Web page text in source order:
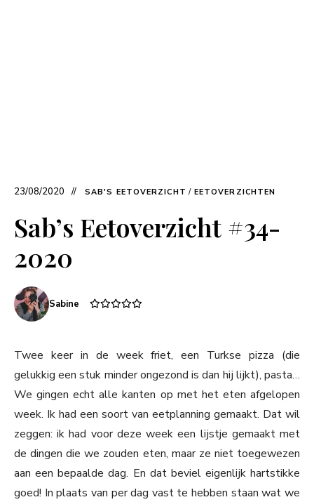
23/08/2020 SAB'S EETOVERZICHT / EETOVERZICHTEN
Sab’s Eetoverzicht #34-
2020
Sabine
Twee keer in de week friet, een Turkse pizza (die
gelukkig een stuk minder ongezond is dan hij lijkt), pasta…
We gingen echt alle kanten op met het eten afgelopen
week. Ik had een soort van eetplanning gemaakt. Dat wil
zeggen: ik had voor deze week een lijstje gemaakt met
de dingen die we zouden eten, maar ze niet toegewezen
aan een bepaalde dag. En dat beviel eigenlijk hartstikke
goed! In plaats van per dag vast te hebben staan wat we